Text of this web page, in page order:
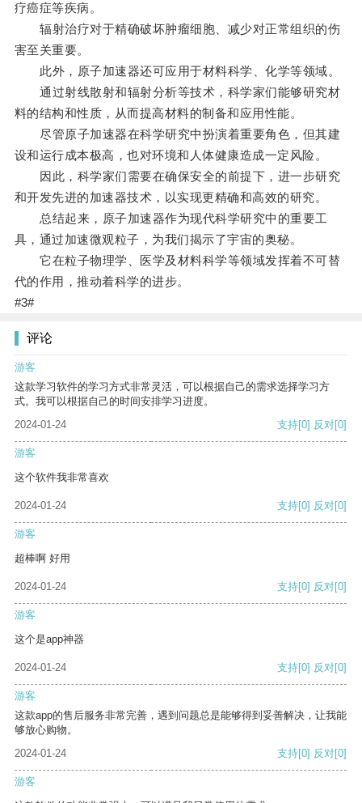
疗癌症等疾病。
辐射治疗对于精确破坏肿瘤细胞、减少对正常组织的伤
害至关重要。
此外，原子加速器还可应用于材料科学、化学等领域。
通过射线散射和辐射分析等技术，科学家们能够研究材
料的结构和性质，从而提高材料的制备和应用性能。
尽管原子加速器在科学研究中扮演着重要角色，但其建
设和运行成本极高，也对环境和人体健康造成一定风险。
因此，科学家们需要在确保安全的前提下，进一步研究
和开发先进的加速器技术，以实现更精确和高效的研究。
总结起来，原子加速器作为现代科学研究中的重要工
具，通过加速微观粒子，为我们揭示了宇宙的奥秘。
它在粒子物理学、医学及材料科学等领域发挥着不可替
代的作用，推动着科学的进步。
#3#
评论
游客
这款学习软件的学习方式非常灵活，可以根据自己的需求选择学习方
式。我可以根据自己的时间安排学习进度。
2024-01-24
支持[0] 反对[0]
游客
这个软件我非常喜欢
2024-01-24 支持[0] 反对[0]
游客
超棒啊 好用
2024-01-24 支持[0] 反对[0]
游客
这个是app神器
2024-01-24 支持[0] 反对[0]
游客
这款app的售后服务非常完善，遇到问题总是能够得到妥善解决，让我能
够放心购物。
2024-01-24
支持[0] 反对[0]
游客